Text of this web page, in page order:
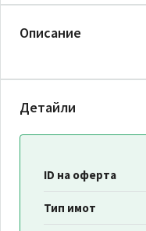
Описание
Детайли
ID на оферта
Тип имот